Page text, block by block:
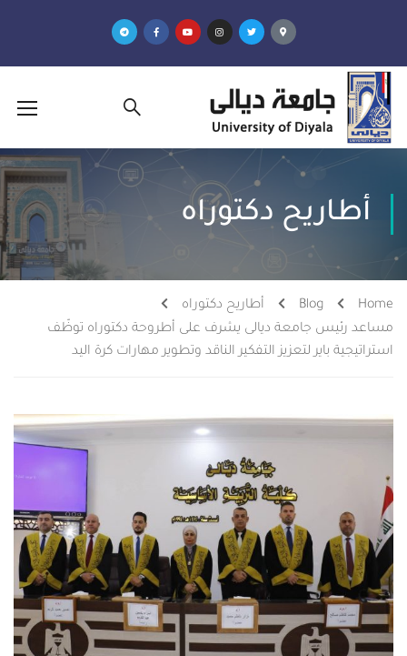
أطاريح دكتوراه
Home
Blog
أطاريح دكتوراه
مساعد رئيس جامعة ديالى يشرف على أطروحة دكتوراه توظّف
استراتيجية باير لتعزيز التفكير الناقد وتطوير مهارات كرة اليد